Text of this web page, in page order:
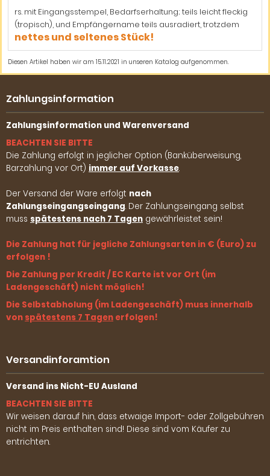
rs. mit Eingangsstempel, Bedarfserhaltung; teils leicht fleckig
(tropisch), und Empfängername teils ausradiert, trotzdem
nettes und seltenes Stück!
Diesen Artikel haben wir am 15.11.2021 in unseren Katalog aufgenommen.
Zahlungsinformation
Zahlungsinformation und Warenversand
BEACHTEN SIE BITTE
Die Zahlung erfolgt in jeglicher Option (Banküberweisung,
Barzahlung vor Ort) immer auf Vorkasse.
Der Versand der Ware erfolgt nach
Zahlungseingangseingang. Der Zahlungseingang selbst
muss spätestens nach 7 Tagen gewährleistet sein!
Die Zahlung hat für jegliche Zahlungsarten in € (Euro) zu
erfolgen !
Die Zahlung per Kredit / EC Karte ist vor Ort (im
Ladengeschäft) nicht möglich!
Die Selbstabholung (im Ladengeschäft) muss innerhalb
von spätestens 7 Tagen erfolgen!
Versandinforamtion
Versand ins Nicht-EU Ausland
BEACHTEN SIE BITTE
Wir weisen darauf hin, dass etwaige Import- oder Zollgebühren
nicht im Preis enthalten sind! Diese sind vom Käufer zu
entrichten.